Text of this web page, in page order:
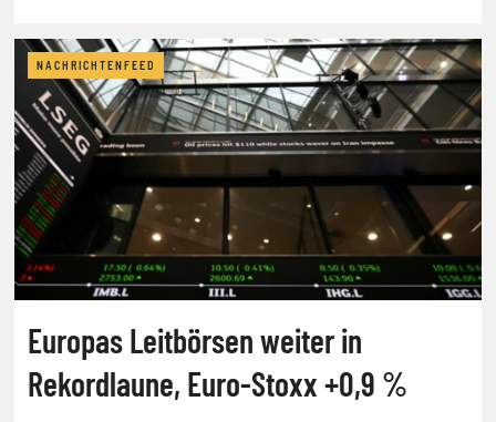
NACHRICHTENFEED
Europas Leitbörsen weiter in
Rekordlaune, Euro-Stoxx +0,9 %